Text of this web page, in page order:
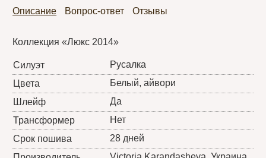
Описание Вопрос-ответ Отзывы
Коллекция «Люкс 2014»
Силуэт
Русалка
Цвета
Белый, айвори
Шлейф
Да
Трансформер
Нет
Срок пошива
28 дней